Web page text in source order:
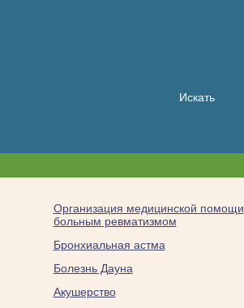
Организация медицинской помощи
больным ревматизмом
Бронхиальная астма
Болезнь Дауна
Акушерство